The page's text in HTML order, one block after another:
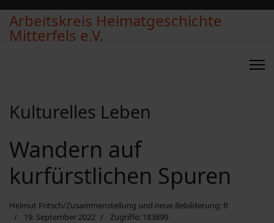
Arbeitskreis Heimatgeschichte
Mitterfels e.V.
Kulturelles Leben
Wandern auf
kurfürstlichen Spuren
Helmut Fritsch/Zusammenstellung und neue Bebilderung: ft
19. September 2022
Zugriffe: 183899